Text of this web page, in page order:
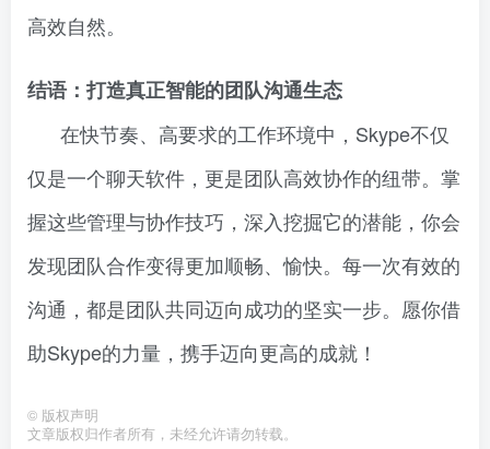
高效自然。
结语：打造真正智能的团队沟通生态
在快节奏、高要求的工作环境中，Skype不仅
仅是一个聊天软件，更是团队高效协作的纽带。掌
握这些管理与协作技巧，深入挖掘它的潜能，你会
发现团队合作变得更加顺畅、愉快。每一次有效的
沟通，都是团队共同迈向成功的坚实一步。愿你借
助Skype的力量，携手迈向更高的成就！
© 版权声明
文章版权归作者所有，未经允许请勿转载。